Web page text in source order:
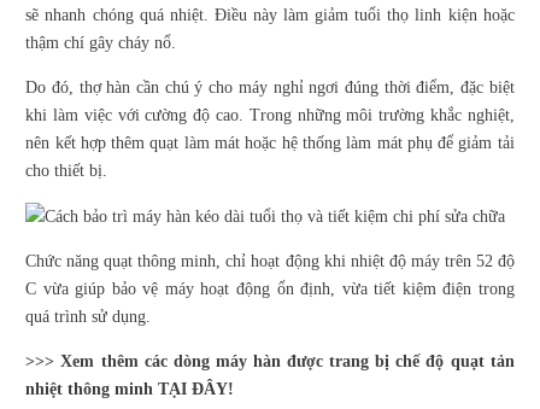
sẽ nhanh chóng quá nhiệt. Điều này làm giảm tuổi thọ linh kiện hoặc
thậm chí gây cháy nổ.
Do đó, thợ hàn cần chú ý cho máy nghỉ ngơi đúng thời điểm, đặc biệt
khi làm việc với cường độ cao. Trong những môi trường khắc nghiệt,
nên kết hợp thêm quạt làm mát hoặc hệ thống làm mát phụ để giảm tải
cho thiết bị.
Chức năng quạt thông minh, chỉ hoạt động khi nhiệt độ máy trên 52 độ
C vừa giúp bảo vệ máy hoạt động ổn định, vừa tiết kiệm điện trong
quá trình sử dụng.
>>> Xem thêm các dòng máy hàn được trang bị chế độ quạt tản
nhiệt thông minhTẠI ĐÂY!